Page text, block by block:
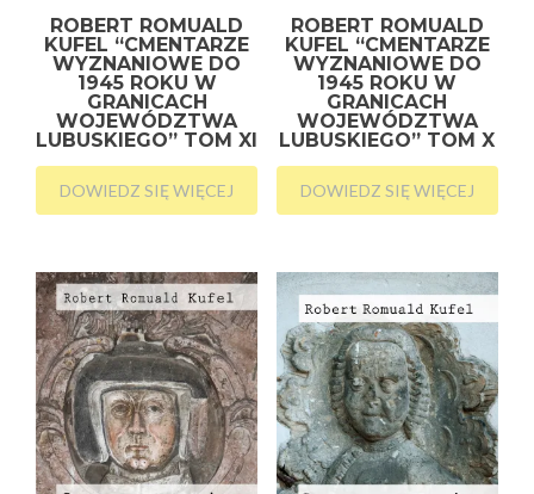
ROBERT ROMUALD
KUFEL “CMENTARZE
WYZNANIOWE DO
1945 ROKU W
GRANICACH
WOJEWÓDZTWA
LUBUSKIEGO” TOM XI
DOWIEDZ SIĘ WIĘCEJ
ROBERT ROMUALD
KUFEL “CMENTARZE
WYZNANIOWE DO
1945 ROKU W
GRANICACH
WOJEWÓDZTWA
LUBUSKIEGO” TOM X
DOWIEDZ SIĘ WIĘCEJ